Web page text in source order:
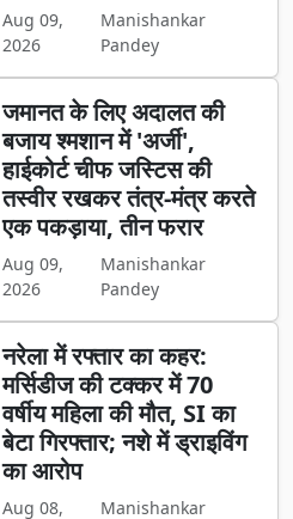
Aug 09,
2026
Manishankar
Pandey
जमानत के लिए अदालत की
बजाय श्मशान में 'अर्जी',
हाईकोर्ट चीफ जस्टिस की
तस्वीर रखकर तंत्र-मंत्र करते
एक पकड़ाया, तीन फरार
Aug 09,
2026
Manishankar
Pandey
नरेला में रफ्तार का कहर:
मर्सिडीज की टक्कर में 70
वर्षीय महिला की मौत, SI का
बेटा गिरफ्तार; नशे में ड्राइविंग
का आरोप
Aug 08, Manishankar